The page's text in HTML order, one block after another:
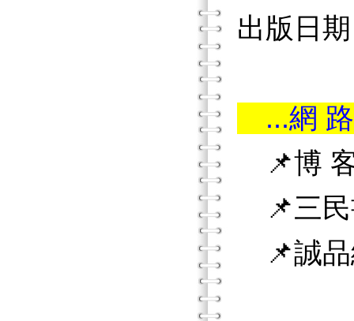
出版日
...網
📌博
📌三民
📌誠品